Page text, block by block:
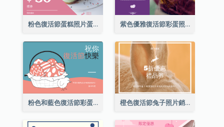
粉色復活節蛋糕照片蛋糕店禮品卡 紫色優雅復活節彩蛋照片禮品卡
粉色和藍色復活節彩蛋銷售禮品卡 橙色復活節兔子照片銷售禮品卡